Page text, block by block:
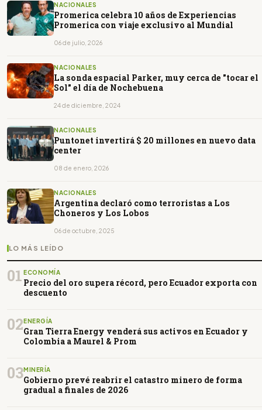
NACIONALES
Promerica celebra 10 años de Experiencias
Promerica con viaje exclusivo al Mundial
06 de julio, 2026
NACIONALES
La sonda espacial Parker, muy cerca de "tocar el
Sol" el día de Nochebuena
24 de diciembre, 2024
NACIONALES
Puntonet invertirá $ 20 millones en nuevo data
center
08 de enero, 2026
NACIONALES
Argentina declaró como terroristas a Los
Choneros y Los Lobos
06 de octubre, 2025
LO MÁS LEÍDO
01 ECONOMÍA
Precio del oro supera récord, pero Ecuador exporta con
descuento
02ENERGÍA
Gran Tierra Energy venderá sus activos en Ecuador y
Colombia a Maurel & Prom
03MINERÍA
Gobierno prevé reabrir el catastro minero de forma
gradual a finales de 2026